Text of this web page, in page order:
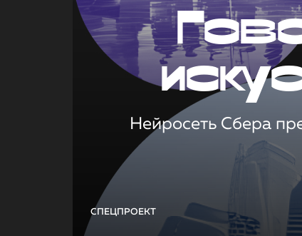
СПЕЦПРОЕКТ
Нейросеть Сбера